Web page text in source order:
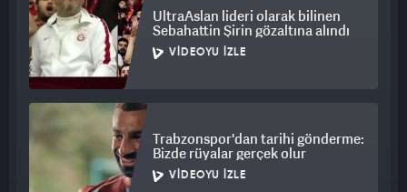
UltraAslan lideri olarak bilinen
Sebahattin Şirin gözaltına alındı
VIDEOYU İZLE
Trabzonspor'dan tarihi gönderme:
Bizde rüyalar gerçek olur
VIDEOYU İZLE